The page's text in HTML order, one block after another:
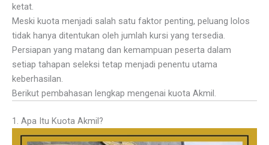
ketat.
Meski kuota menjadi salah satu faktor penting, peluang lolos
tidak hanya ditentukan oleh jumlah kursi yang tersedia.
Persiapan yang matang dan kemampuan peserta dalam
setiap tahapan seleksi tetap menjadi penentu utama
keberhasilan.
Berikut pembahasan lengkap mengenai kuota Akmil.
1. Apa Itu Kuota Akmil?